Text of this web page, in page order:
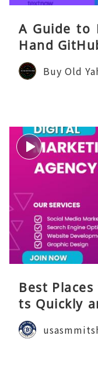
A Guide to
Hand
Buy Old
Best
ts Quickly
Guide